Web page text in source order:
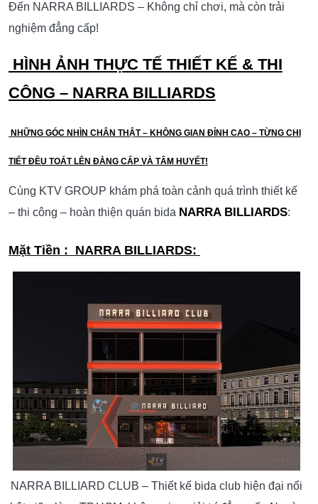
Đến NARRA BILLIARDS – Không chỉ chơi, mà còn trải
nghiệm đẳng cấp!
HÌNH ẢNH THỰC TẾ THIẾT KẾ & THI
CÔNG – NARRA BILLIARDS
NHỮNG GÓC NHÌN CHÂN THẬT – KHÔNG GIAN ĐỈNH CAO – TỪNG CHI
TIẾT ĐỀU TOÁT LÊN ĐẲNG CẤP VÀ TÂM HUYẾT!
Cùng KTV GROUP khám phá toàn cảnh quá trình thiết kế
– thi công – hoàn thiện quán bida NARRA BILLIARDS:
Mặt Tiền : NARRA BILLIARDS:
NARRA BILLIARD CLUB – Thiết kế bida club hiện đại nổi